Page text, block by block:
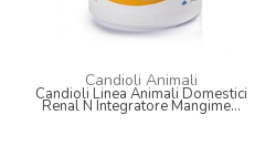
Candioli Animali
Candioli Linea Animali Domestici
Renal N Integratore Mangime...